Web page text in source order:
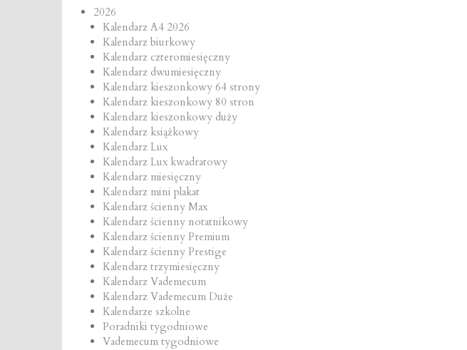
2026
Kalendarz A4 2026
Kalendarz biurkowy
Kalendarz czteromiesięczny
Kalendarz dwumiesięczny
Kalendarz kieszonkowy 64 strony
Kalendarz kieszonkowy 80 stron
Kalendarz kieszonkowy duży
Kalendarz książkowy
Kalendarz Lux
Kalendarz Lux kwadratowy
Kalendarz miesięczny
Kalendarz mini plakat
Kalendarz ścienny Max
Kalendarz ścienny notatnikowy
Kalendarz ścienny Premium
Kalendarz ścienny Prestige
Kalendarz trzymiesięczny
Kalendarz Vademecum
Kalendarz Vademecum Duże
Kalendarze szkolne
Poradniki tygodniowe
Vademecum tygodniowe